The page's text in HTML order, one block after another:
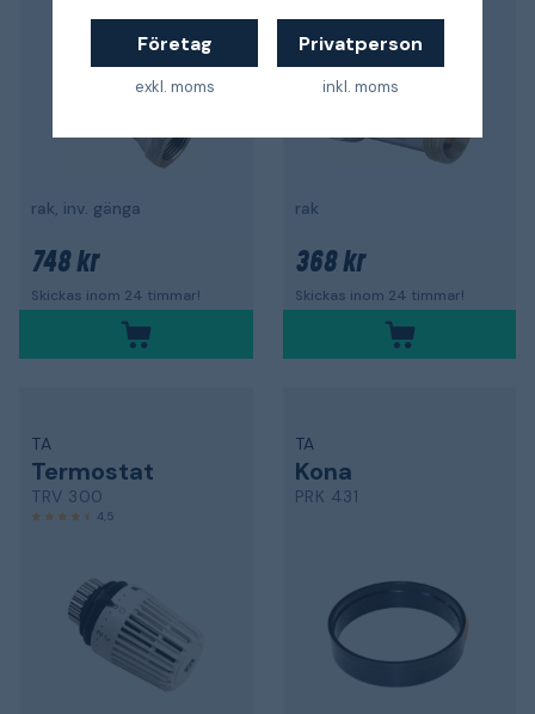
Företag
exkl. moms
Privatperson
inkl. moms
rak, inv. gänga
748 kr
Skickas inom 24 timmar!
rak
368 kr
Skickas inom 24 timmar!
TA
Termostat
TRV 300
4,5
TA
Kona
PRK 431